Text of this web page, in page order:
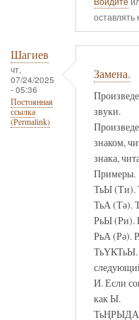
оставлять
Шагиев
чт,
07/24/2025
- 05:36
Постоянная
ссылка
(Permalink)
Замена.
звуки.
знаком,
знака,
Примеры.
ТьЫ
ТьА (Тә).
РьЫ (Ри).
РьА (Рә).
ТьҮКТьЫ.
И. Если
как Ы.
ТьҢРЫДА.